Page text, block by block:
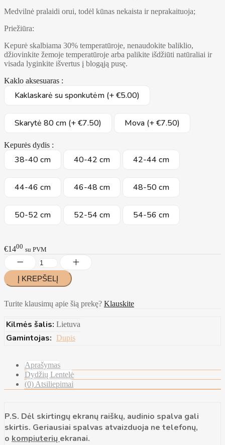
Medvilnė pralaidi orui, todėl kūnas nekaista ir neprakaituoja;
Priežiūra:
Kepurė skalbiama 30% temperatūroje, nenaudokite baliklio,
džiovinkite žemoje temperatūroje arba palikite išdžiūti natūraliai ir
visada lyginkite išvertus į blogąją pusę.
Kaklo aksesuaras :
Kaklaskarė su sponkutėm (+ €5.00)
Skarytė 80 cm (+ €7.50) Mova (+ €7.50)
Kepurės dydis :
38-40 cm 40-42 cm 42-44 cm
44-46 cm 46-48 cm 48-50 cm
50-52 cm 52-54 cm 54-56 cm
€1400 su PVM
Turite klausimų apie šią prekę? Klauskite
Kilmės šalis: Lietuva
Gamintojas: Dupis
Aprašymas
Dydžių Lentelė
(0) Atsiliepimai
P.S. Dėl skirtingų ekranų raiškų, audinio spalva gali
skirtis. Geriausiai spalvas atvaizduoja ne telefonų,
o kompiuterių ekranai.